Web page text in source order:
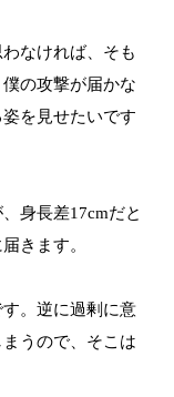
なければ、そも
の攻撃が届かな
を見せたいです
身長差17cmだと
きます。
す。逆に過剰に意
うので、そこは